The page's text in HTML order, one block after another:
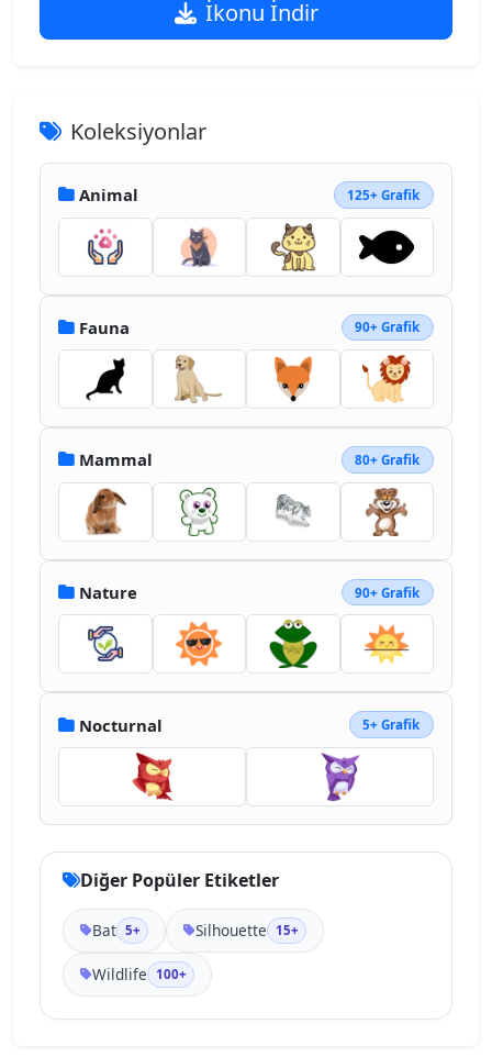
İkonu İndir
Koleksiyonlar
Animal 125+ Grafik
Fauna 90+ Grafik
Mammal 80+ Grafik
Nature 90+ Grafik
Nocturnal 5+ Grafik
Diğer Popüler Etiketler
Bat 5+ Silhouette 15+
Wildlife 100+